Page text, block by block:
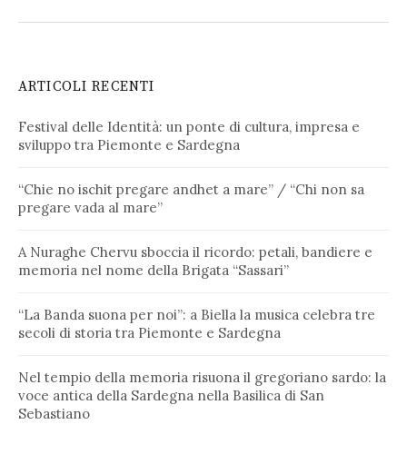
ARTICOLI RECENTI
Festival delle Identità: un ponte di cultura, impresa e
sviluppo tra Piemonte e Sardegna
“Chie no ischit pregare andhet a mare” / “Chi non sa
pregare vada al mare”
A Nuraghe Chervu sboccia il ricordo: petali, bandiere e
memoria nel nome della Brigata “Sassari”
“La Banda suona per noi”: a Biella la musica celebra tre
secoli di storia tra Piemonte e Sardegna
Nel tempio della memoria risuona il gregoriano sardo: la
voce antica della Sardegna nella Basilica di San
Sebastiano